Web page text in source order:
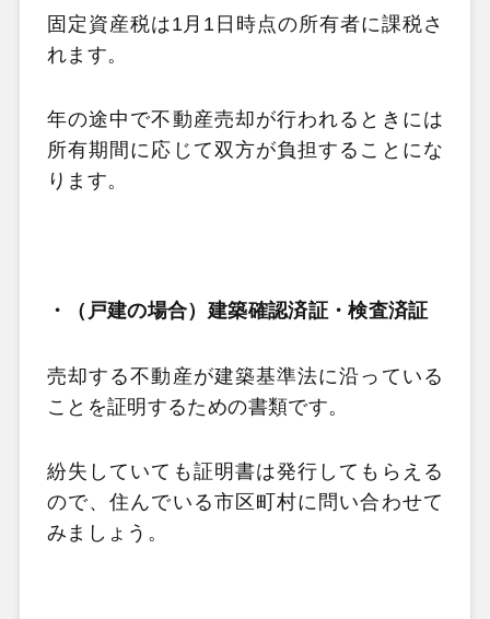
固定資産税は1 月 1 日時点の所有者に課税さ
れます。
年の途中で不動産売却が行われるときには
所有期間に応じて双方が負担することにな
ります。
・（戸建の場合）建築確認済証・検査済証
売却する不動産が建築基準法に沿っている
ことを証明するための書類です。
紛失していても証明書は発行してもらえる
ので、住んでいる市区町村に問い合わせて
みましょう。